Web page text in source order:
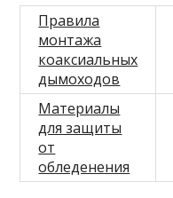
Правила
монтажа
коаксиальных
дымоходов
Материалы
для защиты
от
обледенения